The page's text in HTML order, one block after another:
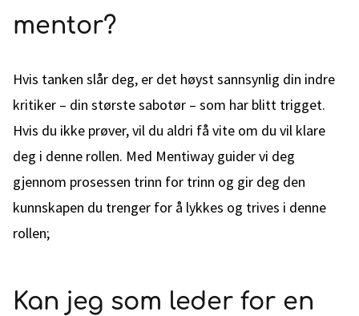
mentor?
Hvis tanken slår deg, er det høyst sannsynlig din indre
kritiker – din største sabotør – som har blitt trigget.
Hvis du ikke prøver, vil du aldri få vite om du vil klare
deg i denne rollen. Med Mentiway guider vi deg
gjennom prosessen trinn for trinn og gir deg den
kunnskapen du trenger for å lykkes og trives i denne
rollen;
Kan jeg som leder for en